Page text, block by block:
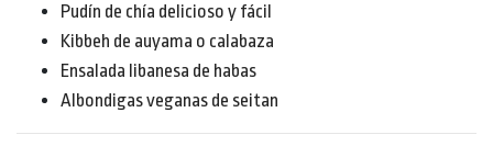
Pudín de chía delicioso y fácil
Kibbeh de auyama o calabaza
Ensalada libanesa de habas
Albondigas veganas de seitan